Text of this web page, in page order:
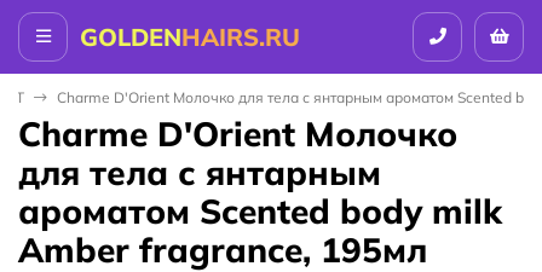
GOLDENHAIRS.RU
Charme D'Orient Молочко для тела с янтарным ароматом Scented
Charme D'Orient Молочко
для тела с янтарным
ароматом Scented body milk
Amber fragrance, 195мл